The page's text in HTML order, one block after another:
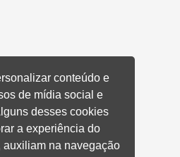
conteúdo e
de mídia social e
desses cookies
a experiência do
auxiliam na navegação